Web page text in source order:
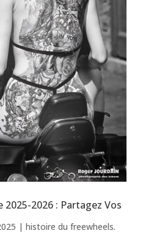
2025-2026 : Partagez Vos
| histoire du freewheels.